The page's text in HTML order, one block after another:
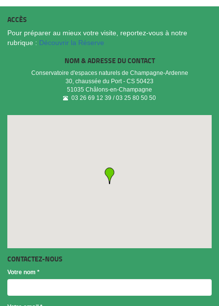
ACCÈS
Pour préparer au mieux votre visite, reportez-vous à notre
rubrique : Découvrir la Réserve
NOM & ADRESSE DU CONTACT
Conservatoire d'espaces naturels de Champagne-Ardenne
30, chaussée du Port - CS 50423
51035 Châlons-en-Champagne
03 26 69 12 39 / 03 25 80 50 50
CONTACTEZ-NOUS
Votre nom *